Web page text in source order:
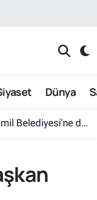
Dünya
devredildi